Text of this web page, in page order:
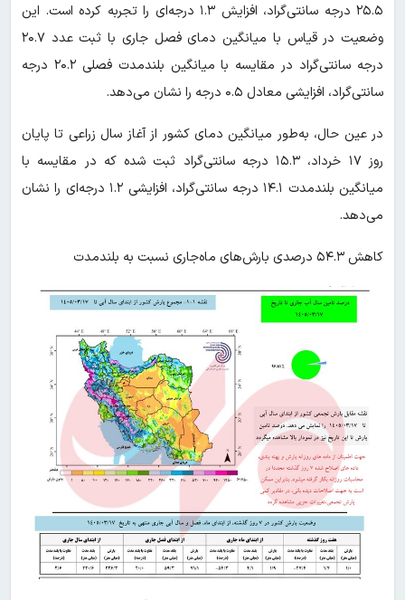
۲۵.۵ درجه سانتی‌گراد، افزایش ۱.۳ درجه‌ای را تجربه کرده است. این
وضعیت در قیاس با میانگین دمای فصل جاری با ثبت عدد ۲۰.۷
درجه سانتی‌گراد در مقایسه با میانگین بلندمدت فصلی ۲۰.۲ درجه
سانتی‌گراد، افزایشی معادل ۰.۵ درجه را نشان می‌دهد.
در عین حال، به‌طور میانگین دمای کشور از آغاز سال زراعی تا پایان
روز ۱۷ خرداد، ۱۵.۳ درجه سانتی‌گراد ثبت شده که در مقایسه با
میانگین بلندمدت ۱۴.۱ درجه سانتی‌گراد، افزایشی ۱.۲ درجه‌ای را نشان
می‌دهد.
کاهش ۵۴.۳ درصدی بارش‌های ماه‌جاری نسبت به بلندمدت